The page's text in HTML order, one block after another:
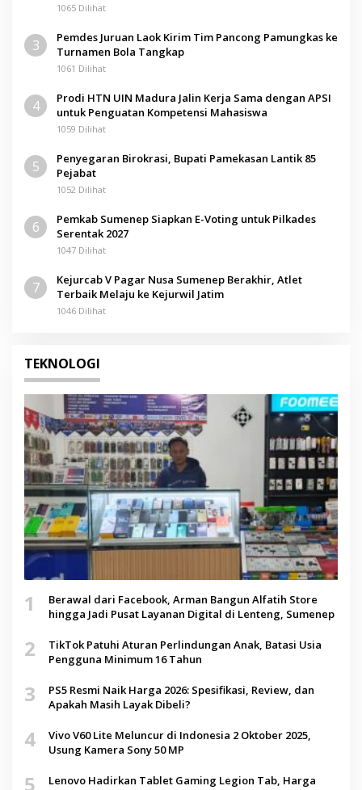
1065 Dilihat
3
Pemdes Juruan Laok Kirim Tim Pancong Pamungkas ke
Turnamen Bola Tangkap
1061 Dilihat
4
Prodi HTN UIN Madura Jalin Kerja Sama dengan APSI
untuk Penguatan Kompetensi Mahasiswa
1059 Dilihat
5
Penyegaran Birokrasi, Bupati Pamekasan Lantik 85
Pejabat
1052 Dilihat
6
Pemkab Sumenep Siapkan E-Voting untuk Pilkades
Serentak 2027
1047 Dilihat
7
Kejurcab V Pagar Nusa Sumenep Berakhir, Atlet
Terbaik Melaju ke Kejurwil Jatim
1046 Dilihat
TEKNOLOGI
1
Berawal dari Facebook, Arman Bangun Alfatih Store
hingga Jadi Pusat Layanan Digital di Lenteng, Sumenep
2
TikTok Patuhi Aturan Perlindungan Anak, Batasi Usia
Pengguna Minimum 16 Tahun
3
PS5 Resmi Naik Harga 2026: Spesifikasi, Review, dan
Apakah Masih Layak Dibeli?
4
Vivo V60 Lite Meluncur di Indonesia 2 Oktober 2025,
Usung Kamera Sony 50 MP
5
Lenovo Hadirkan Tablet Gaming Legion Tab, Harga